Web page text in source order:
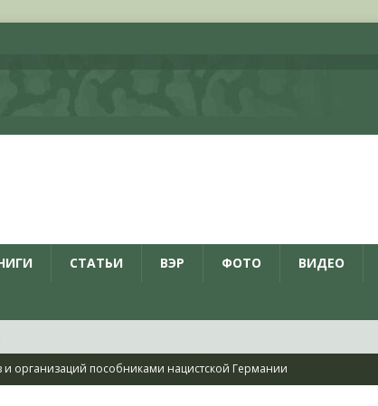
СТАТЬИ ВЭР ФОТО ВИДЕО
организаций пособниками нацистской Германии